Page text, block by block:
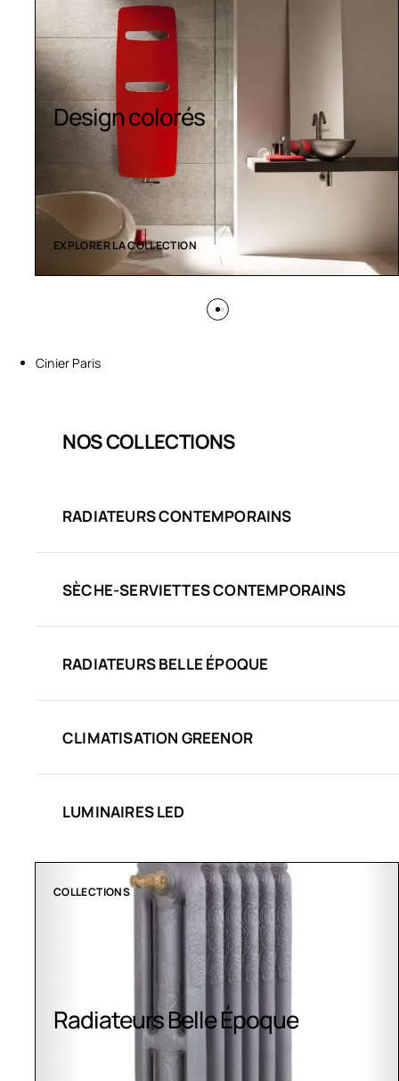
Sèche-serviettes
contemporains
EXPLORER LA COLLECTION
Cinier Paris
NOS COLLECTIONS
RADIATEURS CONTEMPORAINS
SÈCHE-SERVIETTES CONTEMPORAINS
RADIATEURS BELLE ÉPOQUE
CLIMATISATION GREENOR
LUMINAIRES LED
CLIMATISATION GREENOR
Climatisation Greenor